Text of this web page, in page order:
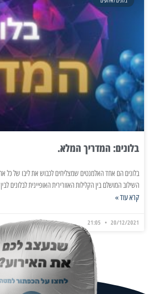
בלונים: המדריך המלא.
בלונים הם אחד האלמנטים שמצליחים לכבוש את ליבו של כל
השילוב המושלם בין הקלילות האוורירית האופיינית לבלונים
קרא עוד »
20/12/2021